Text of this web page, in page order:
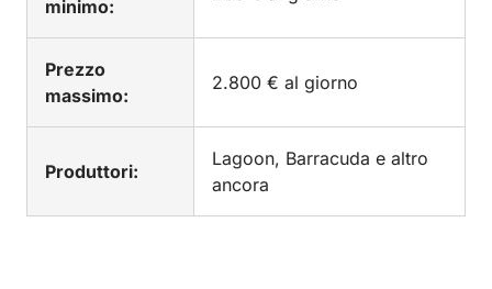
minimo:
Prezzo
massimo:
2.800 € al giorno
Produttori:
Lagoon, Barracuda e altro
ancora